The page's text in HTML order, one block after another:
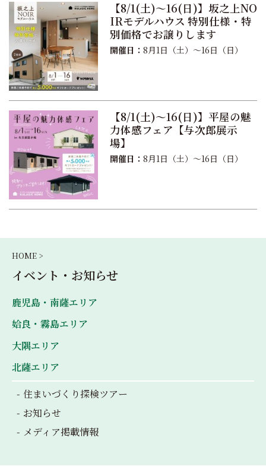
【8/1(土)〜16(日)】坂之上NO
IRモデルハウス 特別仕様・特
別価格でお譲りします
開催日： 8月1日（土）〜16日（日）
【8/1(土)〜16(日)】平屋の魅
力体感フェア【与次郎展示
場】
開催日： 8月1日（土）〜16日（日）
HOME >
イベント・お知らせ
鹿児島・南薩エリア
姶良・霧島エリア
大隅エリア
北薩エリア
住まいづくり探検ツアー
お知らせ
メディア掲載情報